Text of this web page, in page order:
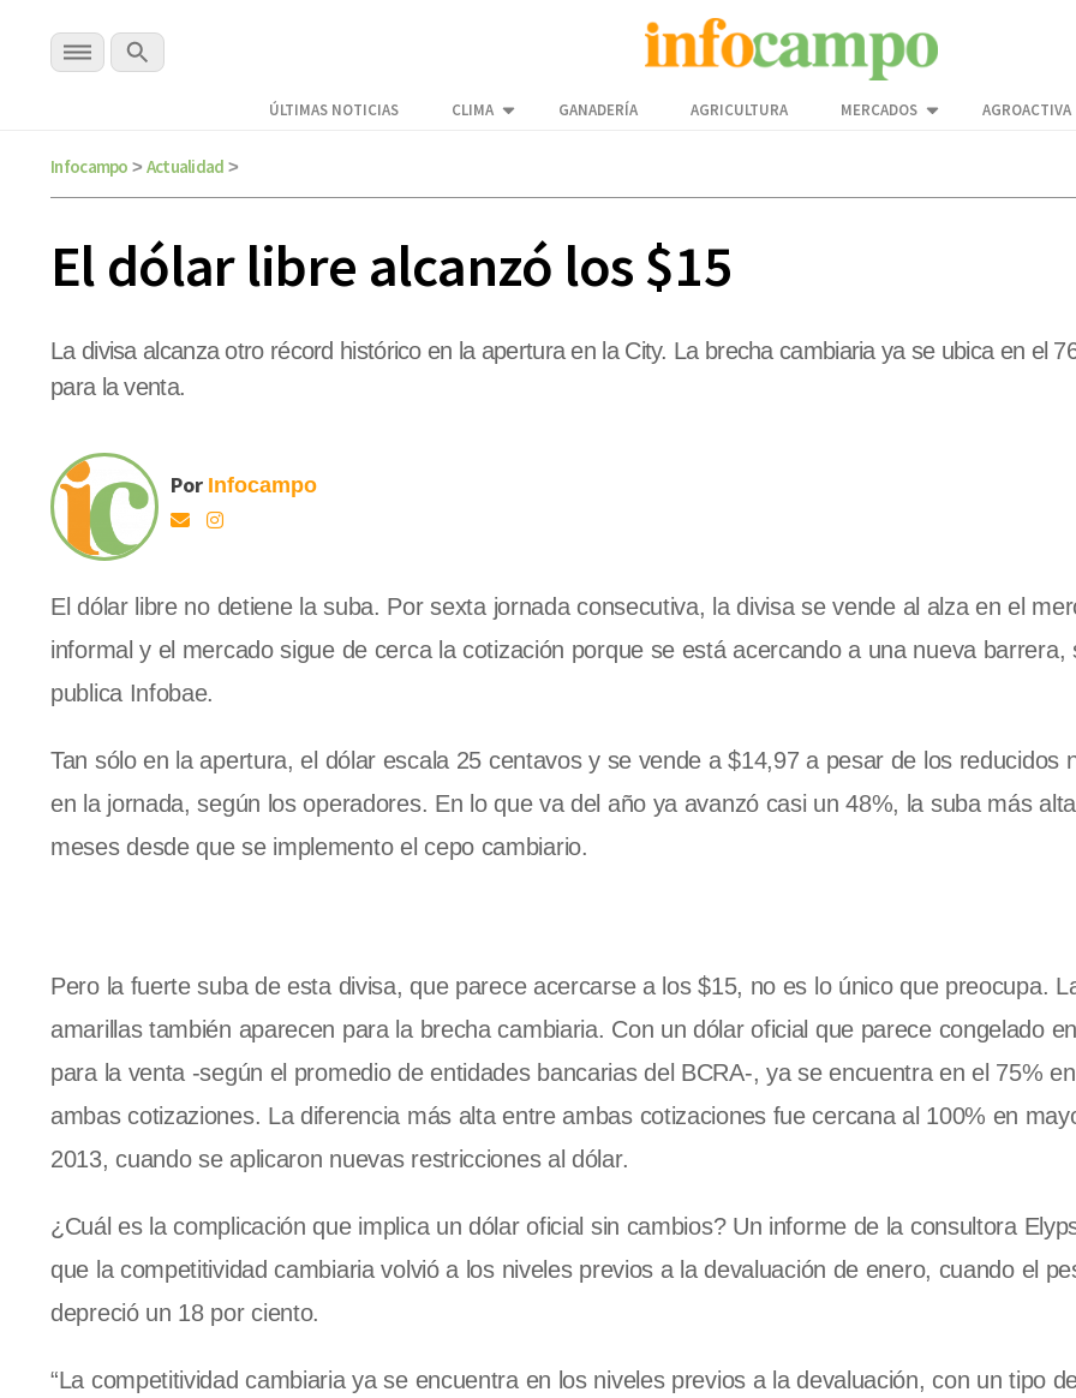
ÚLTIMAS NOTICIAS CLIMA GANADERÍA AGRICULTURA MERCADOS AGROACTIVA
Infocampo > Actualidad >
El dólar libre alcanzó los $15
La divisa alcanza otro récord histórico en la apertura en la City. La brecha cambiaria ya se ubica en el
para la venta.
Por Infocampo
El dólar libre no detiene la suba. Por sexta jornada consecutiva, la divisa se vende al alza en el
informal y el mercado sigue de cerca la cotización porque se está acercando a una nueva barrera,
publica Infobae.
Tan sólo en la apertura, el dólar escala 25 centavos y se vende a $14,97 a pesar de los reducidos
en la jornada, según los operadores. En lo que va del año ya avanzó casi un 48%, la suba más
meses desde que se implemento el cepo cambiario.
Pero la fuerte suba de esta divisa, que parece acercarse a los $15, no es lo único que preocupa.
amarillas también aparecen para la brecha cambiaria. Con un dólar oficial que parece congelado
para la venta -según el promedio de entidades bancarias del BCRA-, ya se encuentra en el 75%
ambas cotizaziones. La diferencia más alta entre ambas cotizaciones fue cercana al 100% en
2013, cuando se aplicaron nuevas restricciones al dólar.
¿Cuál es la complicación que implica un dólar oficial sin cambios? Un informe de la consultora
que la competitividad cambiaria volvió a los niveles previos a la devaluación de enero, cuando el
depreció un 18 por ciento.
“La competitividad cambiaria ya se encuentra en los niveles previos a la devaluación, con un tipo